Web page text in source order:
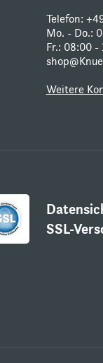
Telefon:
Mo. - Do.:
Fr.: 08:00 -
Weitere
SSL-